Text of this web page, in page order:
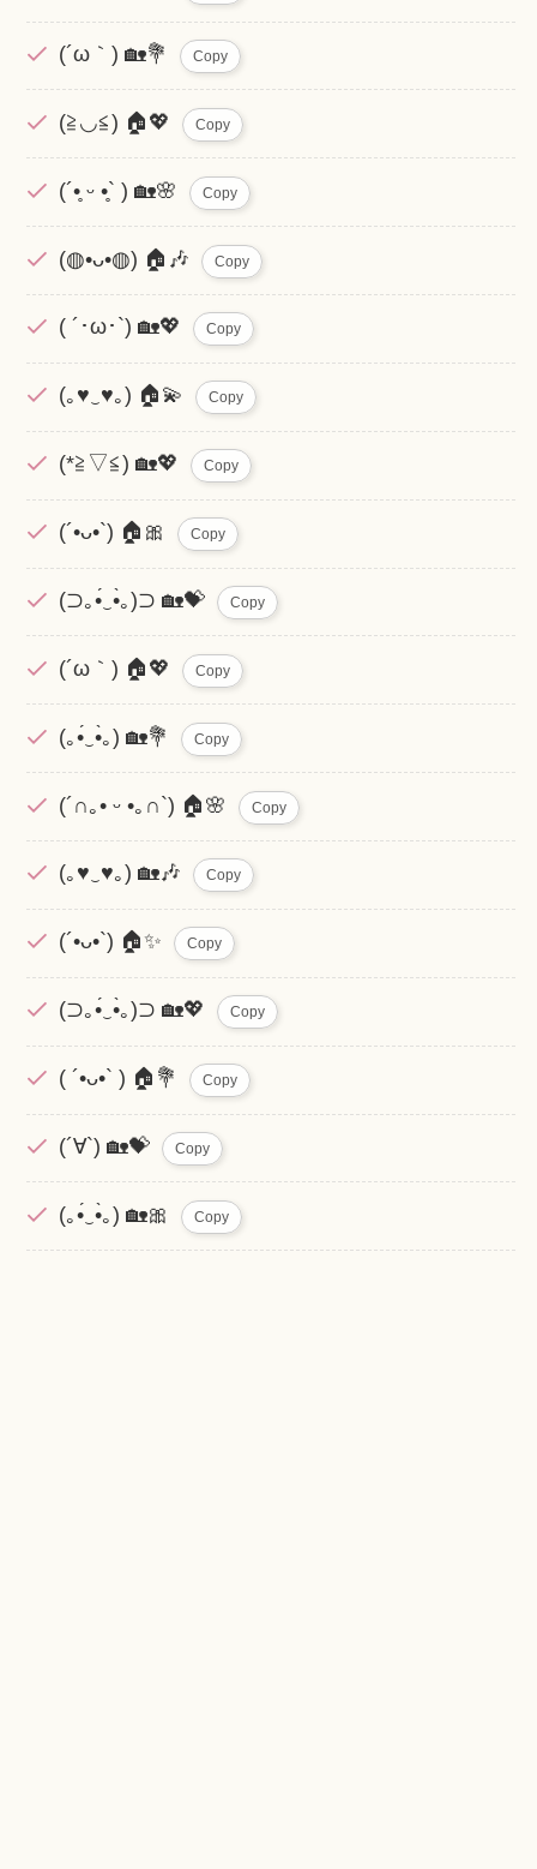
(´ω｀) 🏡💐 Copy
(≧◡≦) 🏠💖 Copy
(´•̥ ᵕ •̥` ) 🏡🌸 Copy
(◍•ᴗ•◍) 🏠🎶 Copy
( ´･ω･`) 🏡💖 Copy
(｡♥‿♥｡) 🏠💫 Copy
(*≧▽≦) 🏡💖 Copy
(´•ᴗ•`) 🏠🎀 Copy
(⊃｡•́‿•̀｡)⊃ 🏡💝 Copy
(´ω｀) 🏠💖 Copy
(｡•́‿•̀｡) 🏡💐 Copy
(´∩｡• ᵕ •｡∩`) 🏠🌸 Copy
(｡♥‿♥｡) 🏡🎶 Copy
(´•ᴗ•`) 🏠✨ Copy
(⊃｡•́‿•̀｡)⊃ 🏡💖 Copy
( ´•ᴗ•` ) 🏠💐 Copy
(´∀`) 🏡💝 Copy
(｡•́‿•̀｡) 🏡🎀 Copy